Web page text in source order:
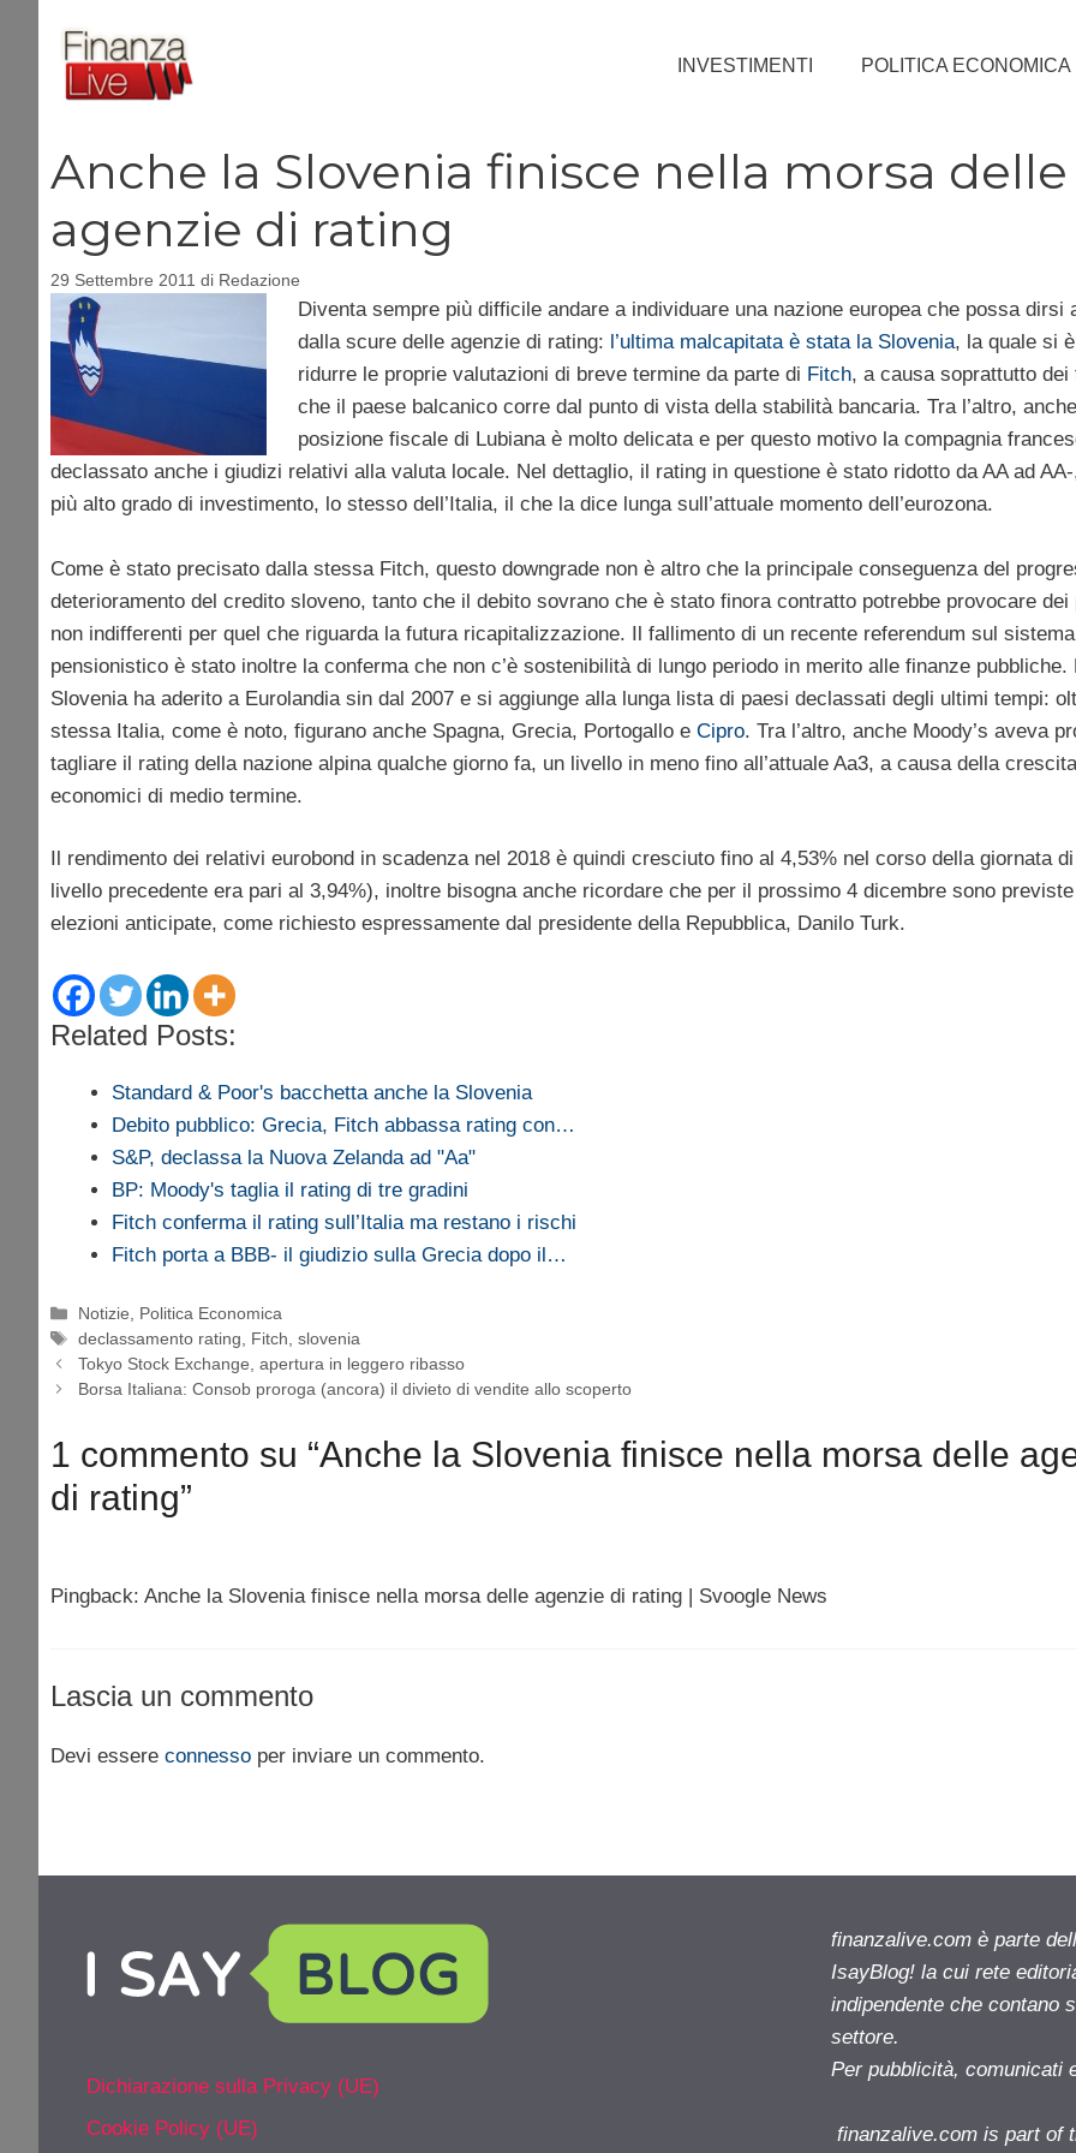
contenuto
INVESTIMENTI POLITICA ECONOMICA
Anche la Slovenia finisce nella morsa delle
agenzie di rating
29 Settembre 2011 di Redazione
Diventa sempre più difficile andare a individuare una nazione europea che possa dirsi
dalla scure delle agenzie di rating: l’ultima malcapitata è stata la Slovenia, la quale si
ridurre le proprie valutazioni di breve termine da parte di Fitch, a causa soprattutto dei
che il paese balcanico corre dal punto di vista della stabilità bancaria. Tra l’altro,
posizione fiscale di Lubiana è molto delicata e per questo motivo la compagnia
declassato anche i giudizi relativi alla valuta locale. Nel dettaglio, il rating in questione è stato ridotto da AA ad
più alto grado di investimento, lo stesso dell’Italia, il che la dice lunga sull’attuale momento dell’eurozona.
Come è stato precisato dalla stessa Fitch, questo downgrade non è altro che la principale conseguenza del
deterioramento del credito sloveno, tanto che il debito sovrano che è stato finora contratto potrebbe provocare dei
non indifferenti per quel che riguarda la futura ricapitalizzazione. Il fallimento di un recente referendum sul sistema
pensionistico è stato inoltre la conferma che non c’è sostenibilità di lungo periodo in merito alle finanze pubbliche.
Slovenia ha aderito a Eurolandia sin dal 2007 e si aggiunge alla lunga lista di paesi declassati degli ultimi tempi:
stessa Italia, come è noto, figurano anche Spagna, Grecia, Portogallo e Cipro. Tra l’altro, anche Moody’s aveva
tagliare il rating della nazione alpina qualche giorno fa, un livello in meno fino all’attuale Aa3, a causa della
economici di medio termine.
Il rendimento dei relativi eurobond in scadenza nel 2018 è quindi cresciuto fino al 4,53% nel corso della giornata di
livello precedente era pari al 3,94%), inoltre bisogna anche ricordare che per il prossimo 4 dicembre sono
elezioni anticipate, come richiesto espressamente dal presidente della Repubblica, Danilo Turk.
Related Posts:
Standard & Poor's bacchetta anche la Slovenia
Debito pubblico: Grecia, Fitch abbassa rating con…
S&P, declassa la Nuova Zelanda ad "Aa"
BP: Moody's taglia il rating di tre gradini
Fitch conferma il rating sull’Italia ma restano i rischi
Fitch porta a BBB- il giudizio sulla Grecia dopo il…
Categorie
Notizie
Politica Economica
Tag
declassamento rating Fitch ,slovenia
Tokyo Stock Exchange, apertura in leggero ribasso
Borsa Italiana: Consob proroga (ancora) il divieto di vendite allo scoperto
1 commento su “Anche la Slovenia finisce nella morsa delle
di rating”
Pingback: Anche la Slovenia finisce nella morsa delle agenzie di rating | Svoogle News
Lascia un commento
Devi essere connesso per inviare un commento.
Dichiarazione sulla Privacy (UE)
Cookie Policy (UE)
finanzalive.com è parte
IsayBlog! la cui rete
indipendente che contano
settore.
Per pubblicità, comunicati
finanzalive.com is part of